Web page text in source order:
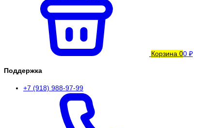
Корзина 00 ₽
Поддержка
+7 (918) 988-97-99